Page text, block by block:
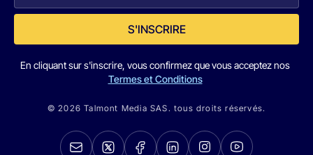
S'INSCRIRE
En cliquant sur s'inscrire, vous confirmez que vous acceptez nos
Termes et Conditions
© 2026 Talmont Media SAS. tous droits réservés.